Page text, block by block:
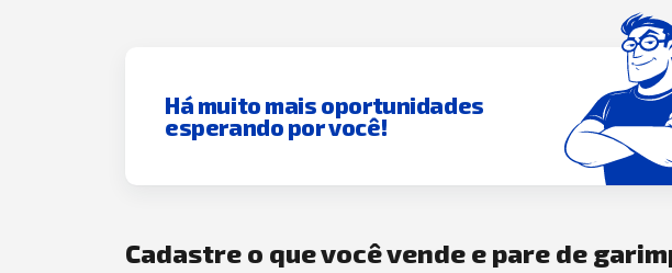
Há muito mais oportunidades
esperando por você!
Cadastre o que você vende e pare de